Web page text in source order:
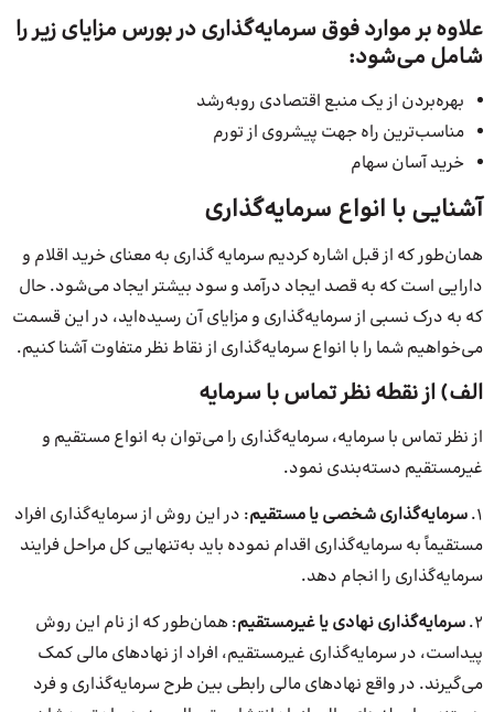
علاوه بر موارد فوق سرمایه‌گذاری در بورس مزایای زیر را
شامل می‌شود:
بهره‌بردن از یک منبع اقتصادی روبه‌رشد
مناسب‌ترین راه جهت پیشروی از تورم
خرید آسان سهام
آشنایی با انواع سرمایه‌گذاری
همان‌طور که از قبل اشاره کردیم سرمایه‌ گذاری به معنای خرید اقلام و
دارایی است که به قصد ایجاد درآمد و سود بیشتر ایجاد می‌شود. حال
که به درک نسبی از سرمایه‌گذاری و مزایای آن رسیده‌اید، در این قسمت
می‌خواهیم شما را با انواع سرمایه‌گذاری از نقاط نظر متفاوت آشنا کنیم.
الف) از نقطه نظر تماس با سرمایه
از نظر تماس با سرمایه، سرمایه‌گذاری را می‌توان به انواع مستقیم و
غیرمستقیم دسته‌بندی نمود.
1. سرمایه‌گذاری شخصی یا مستقیم: در این روش از سرمایه‌گذاری افراد
مستقیماً به سرمایه‌گذاری اقدام نموده باید به‌تنهایی کل مراحل فرایند
سرمایه‌گذاری را انجام دهد.
۲. سرمایه‌گذاری نهادی یا غیرمستقیم: همان‌طور که از نام این روش
پیداست، در سرمایه‌گذاری غیرمستقیم، افراد از نهادهای مالی کمک
می‌گیرند. در واقع نهادهای مالی رابطی بین طرح سرمایه‌گذاری و فرد